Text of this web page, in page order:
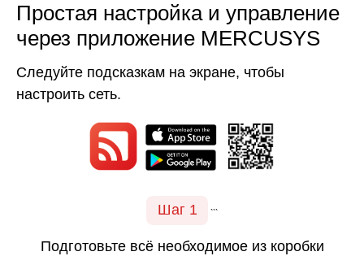
Простая настройка и управление
через приложение MERCUSYS
Следуйте подсказкам на экране, чтобы
настроить сеть.
Шаг 1 ```
Подготовьте всё необходимое из коробки